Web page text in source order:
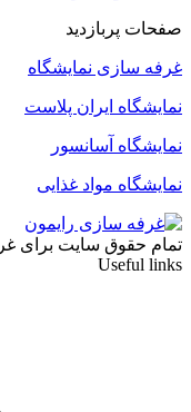
صفحات پربازدید
غرفه سازی نمایشگاه
نمایشگاه ایران پلاست
نمایشگاه آسانسور
نمایشگاه مواد غذایی
تمام حقوق سایت برای
Useful links